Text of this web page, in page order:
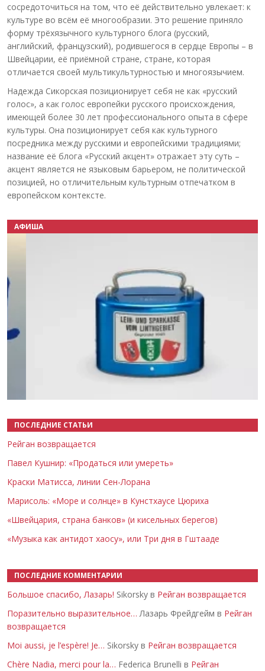
сосредоточиться на том, что её действительно увлекает: к
культуре во всём её многообразии. Это решение приняло
форму трёхязычного культурного блога (русский,
английский, французский), родившегося в сердце Европы – в
Швейцарии, её приёмной стране, стране, которая
отличается своей мультикультурностью и многоязычием.
Надежда Сикорская позиционирует себя не как «русский
голос», а как голос европейки русского происхождения,
имеющей более 30 лет профессионального опыта в сфере
культуры. Она позиционирует себя как культурного
посредника между русскими и европейскими традициями;
название её блога «Русский акцент» отражает эту суть –
акцент является не языковым барьером, не политической
позицией, но отличительным культурным отпечатком в
европейском контексте.
АФИША
ПОСЛЕДНИЕ СТАТЬИ
Рейган возвращается
Павел Кушнир: «Продаться или умереть»
Краски Матисса, линии Сен-Лорана
Марисоль: «Море и солнце» в Кунстхаусе Цюриха
«Швейцария, страна банков» (и кисельных берегов)
«Музыка как антидот хаосу», или Три дня в Гштааде
ПОСЛЕДНИЕ КОММЕНТАРИИ
Большое спасибо, Лазарь! Sikorsky в Рейган возвращается
Поразительно выразительное… Лазарь Фрейдгейм в Рейган
возвращается
Moi aussi, je l’espère! Je… Sikorsky в Рейган возвращается
Chère Nadia, merci pour la… Federica Brunelli в Рейган